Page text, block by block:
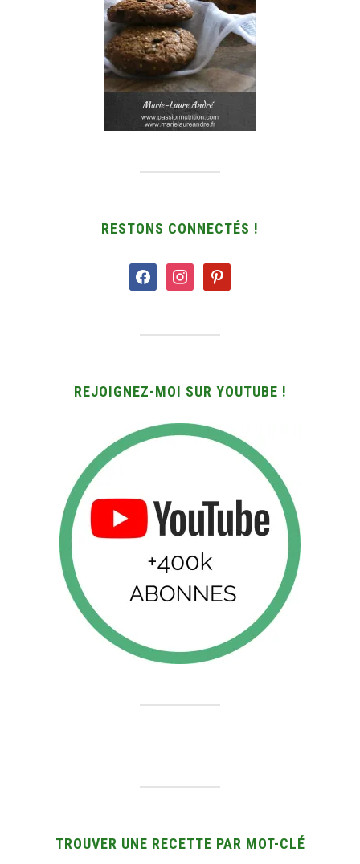
RESTONS CONNECTÉS !
facebookinstagrampinterest
REJOIGNEZ-MOI SUR YOUTUBE !
TROUVER UNE RECETTE PAR MOT-CLÉ